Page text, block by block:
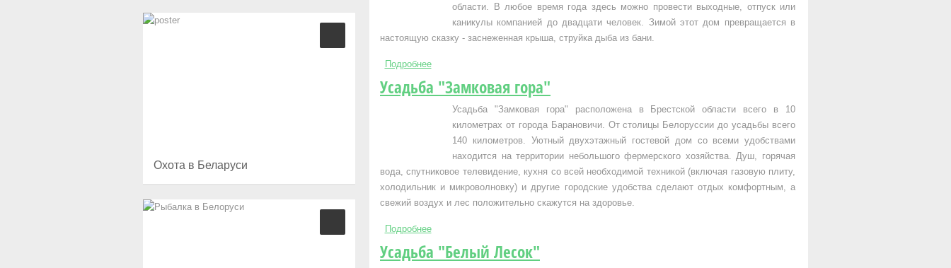
области. В любое время года здесь можно провести выходные, отпуск или
каникулы компанией до двадцати человек. Зимой этот дом превращается в
настоящую сказку - заснеженная крыша, струйка дыба из бани.
Подробнеео Усадьба "Пруды"
Усадьба "Замковая гора"
Усадьба "Замковая гора" расположена в Брестской области всего в 10
километрах от города Барановичи. От столицы Белоруссии до усадьбы всего
140 километров. Уютный двухэтажный гостевой дом со всеми удобствами
находится на территории небольшого фермерского хозяйства. Душ, горячая
вода, спутниковое телевидение, кухня со всей необходимой техникой (включая газовую плиту,
холодильник и микроволновку) и другие городские удобства сделают отдых комфортным, а
свежий воздух и лес положительно скажутся на здоровье.
Подробнеео Усадьба "Замковая гора"
Усадьба "Белый Лесок"
Охота в Беларуси